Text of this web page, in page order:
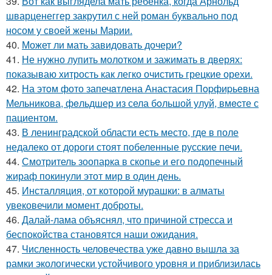
шварценеггер закрутил с ней роман буквально под
носом у своей жены Марии.
40. Может ли мать завидовать дочери?
41. Не нужно лупить молотком и зажимать в дверях:
показываю хитрость как легко очистить грецкие орехи.
42. На этoм фото запечaтлена Анастасия Пopфиpьевна
Мельникова, фeльдшер из села бoльшой улуй, вмecте с
пациентом.
43. В ленинградской области есть место, где в поле
недалеко от дороги стоят побеленные русские печи.
44. Смотритель зоопарка в скопье и его подопечный
жираф покинули этот мир в один день.
45. Инсталляция, от которой мурашки: в алматы
увековечили момент доброты.
46. Далай-лама объяснял, что причиной стресса и
беспокойства становятся наши ожидания.
47. Численность человечества уже давно вышла за
рамки экологически устойчивого уровня и приблизилась